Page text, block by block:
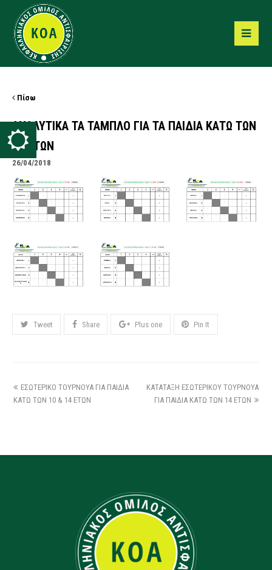
Πίσω
ΑΝΑΛΥΤΙΚΑ ΤΑ ΤΑΜΠΛΟ ΓΙΑ ΤΑ ΠΑΙΔΙΑ ΚΑΤΩ ΤΩΝ
10 ΕΤΩΝ
26/04/2018
Tweet Share Plus one Pin It
ΕΣΩΤΕΡΙΚΟ ΤΟΥΡΝΟΥΑ ΓΙΑ ΠΑΙΔΙΑ
ΚΑΤΩ ΤΩΝ 10 & 14 ΕΤΩΝ
ΚΑΤΑΤΑΞΗ ΕΣΩΤΕΡΙΚΟΥ ΤΟΥΡΝΟΥΑ
ΓΙΑ ΠΑΙΔΙΑ ΚΑΤΩ ΤΩΝ 14 ΕΤΩΝ